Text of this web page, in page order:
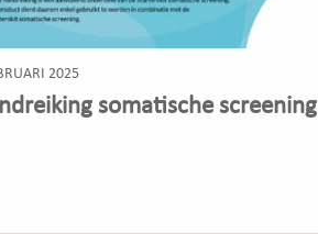
2025
somatische screening